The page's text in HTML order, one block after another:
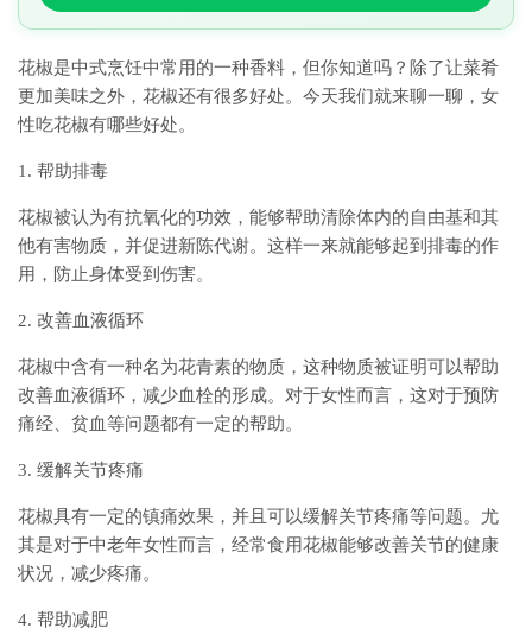
花椒是中式烹饪中常用的一种香料，但你知道吗？除了让菜肴
更加美味之外，花椒还有很多好处。今天我们就来聊一聊，女
性吃花椒有哪些好处。
1. 帮助排毒
花椒被认为有抗氧化的功效，能够帮助清除体内的自由基和其
他有害物质，并促进新陈代谢。这样一来就能够起到排毒的作
用，防止身体受到伤害。
2. 改善血液循环
花椒中含有一种名为花青素的物质，这种物质被证明可以帮助
改善血液循环，减少血栓的形成。对于女性而言，这对于预防
痛经、贫血等问题都有一定的帮助。
3. 缓解关节疼痛
花椒具有一定的镇痛效果，并且可以缓解关节疼痛等问题。尤
其是对于中老年女性而言，经常食用花椒能够改善关节的健康
状况，减少疼痛。
4. 帮助减肥